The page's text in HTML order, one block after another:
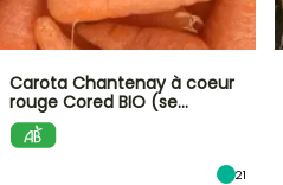
Carota Chantenay à coeur
rouge Cored BIO (se…
21